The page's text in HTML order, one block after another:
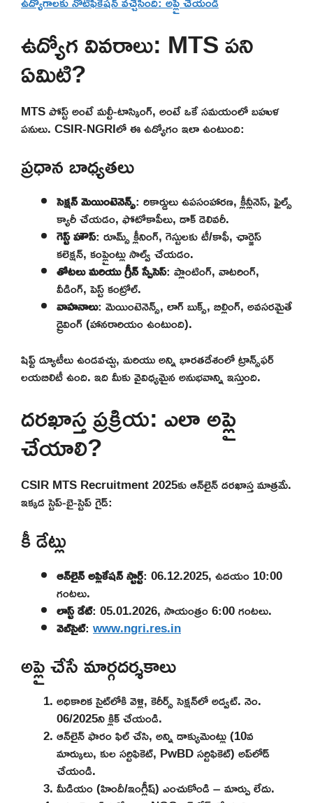
ఉద్యోగ వివరాలు: MTS పని
ఏమిటి?
MTS పోస్ట్ అంటే మల్టీ-టాస్కింగ్, అంటే ఒకే సమయంలో బహుళ
పనులు. CSIR-NGRIలో ఈ ఉద్యోగం ఇలా ఉంటుంది:
ప్రధాన బాధ్యతలు
సెక్షన్ మెయింటెనెన్స్: రికార్డులు ఉపసంహారణ, క్లీన్లీనెస్, ఫైల్స్
క్యారీ చేయడం, ఫోటోకాపీలు, డాక్ డెలివరీ.
గెస్ట్ హౌస్: రూమ్స్ క్లీనింగ్, గెస్టులకు టీ/కాఫీ, ఛార్జెస్
కలెక్షన్, కంప్లైంట్లు సాల్వ్ చేయడం.
తోటలు మరియు గ్రీన్ స్పేసెస్: ప్లాంటింగ్, వాటరింగ్,
వీడింగ్, పెస్ట్ కంట్రోల్.
వాహనాలు: మెయింటెనెన్స్, లాగ్ బుక్స్, బిల్లింగ్, అవసరమైతే
డ్రైవింగ్ (హానరారియం ఉంటుంది).
షిఫ్ట్ డ్యూటీలు ఉండవచ్చు, మరియు అన్ని భారతదేశంలో ట్రాన్స్‌ఫర్
లయబిలిటీ ఉంది. ఇది మీకు వైవిధ్యమైన అనుభవాన్ని ఇస్తుంది.
దరఖాస్త ప్రక్రియ: ఎలా అప్లై
చేయాలి?
CSIR MTS Recruitment 2025కు ఆన్‌లైన్ దరఖాస్త మాత్రమే.
ఇక్కడ స్టెప్-బై-స్టెప్ గైడ్:
కీ డేట్లు
ఆన్‌లైన్ అప్లికేషన్ స్టార్ట్: 06.12.2025, ఉదయం 10:00
గంటలు.
లాస్ట్ డేట్: 05.01.2026, సాయంత్రం 6:00 గంటలు.
వెబ్‌సైట్: www.ngri.res.in
అప్లై చేసే మార్గదర్శకాలు
అధికారిక సైట్‌లోకి వెళ్లి, కెరీర్స్ సెక్షన్‌లో అడ్వట్. నెం.
06/2025ని క్లిక్ చేయండి.
ఆన్‌లైన్ ఫారం ఫిల్ చేసి, అన్ని డాక్యుమెంట్లు (10వ
మార్కులు, కుల సర్టిఫికెట్, PwBD సర్టిఫికెట్) అప్‌లోడ్
చేయండి.
మీడియం (హిందీ/ఇంగ్లీష్) ఎంచుకోండి – మార్పు లేదు.